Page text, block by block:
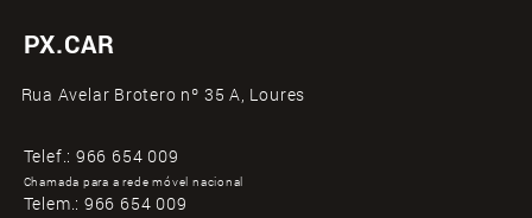
PX.CAR
Rua Avelar Brotero nº 35 A, Loures
Telef.: 966 654 009
Chamada para a rede móvel nacional
Telem.: 966 654 009